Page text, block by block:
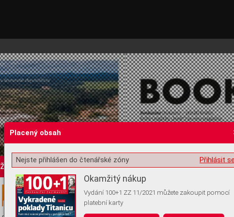
Žádost o souhlas s ukládáním volitelných informací
Placený obsah
Přihlásit
Nejste přihlášen do čtenářské zóny
Okamžitý nákup
Vydání 100+1 ZZ 11/2021 můžete zakoupit pomocí
platební karty